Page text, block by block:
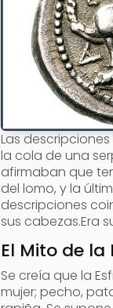
Las
la cola de una
afirmaban que
del lomo, y la
descripciones
sus cabezas.Era
El Mito de la
Se creía que la
mujer; pecho,